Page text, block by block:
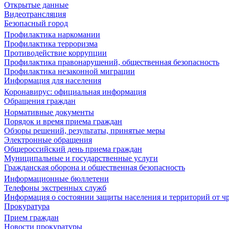
Открытые данные
Видеотрансляция
Безопасный город
Профилактика наркомании
Профилактика терроризма
Противодействие коррупции
Профилактика правонарушений, общественная безопасность
Профилактика незаконной миграции
Информация для населения
Коронавирус: официальная информация
Обращения граждан
Нормативные документы
Порядок и время приема граждан
Обзоры решений, результаты, принятые меры
Электронные обращения
Общероссийский день приема граждан
Муниципальные и государственные услуги
Гражданская оборона и общественная безопасность
Информационные бюллетени
Телефоны экстренных служб
Информация о состоянии защиты населения и территорий от
Прокуратура
Прием граждан
Новости прокуратуры